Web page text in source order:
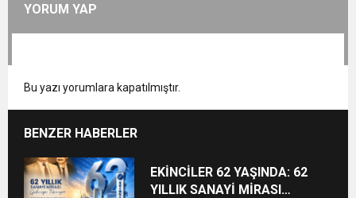
YORUM YAP
Bu yazı yorumlara kapatılmıştır.
BENZER HABERLER
EKİNCİLER 62 YAŞINDA: 62
YILLIK SANAYİ MİRASI